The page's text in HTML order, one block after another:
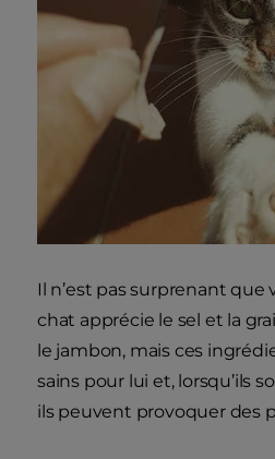
Il n’est pas surprenant
chat apprécie le sel et la
le jambon, mais ces
sains pour lui et, lorsqu’ils
ils peuvent provoquer des